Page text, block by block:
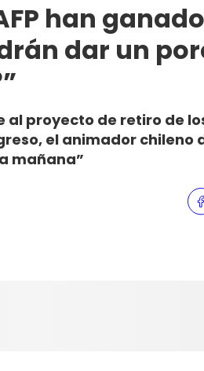
han
dar un
proyecto de retiro de
el animador chileno
mañana”